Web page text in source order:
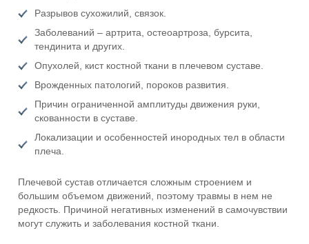
Разрывов сухожилий, связок.
Заболеваний – артрита, остеоартроза, бурсита,
тендинита и других.
Опухолей, кист костной ткани в плечевом суставе.
Врожденных патологий, пороков развития.
Причин ограниченной амплитуды движения руки,
скованности в суставе.
Локализации и особенностей инородных тел в области
плеча.
Плечевой сустав отличается сложным строением и
большим объемом движений, поэтому травмы в нем не
редкость. Причиной негативных изменений в самочувствии
могут служить и заболевания костной ткани.